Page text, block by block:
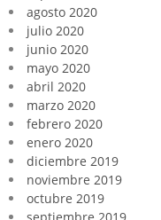
agosto 2020
julio 2020
junio 2020
mayo 2020
abril 2020
marzo 2020
febrero 2020
enero 2020
diciembre 2019
noviembre 2019
octubre 2019